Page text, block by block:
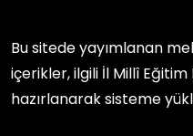
Bu sitede yayımlanan
içerikler, ilgili İl Millî
hazırlanarak sisteme